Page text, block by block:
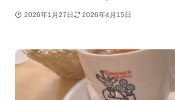
2026年1月27日 2026年4月15日